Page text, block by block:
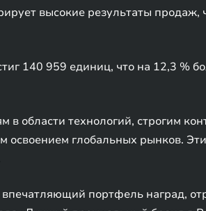
высокие результаты продаж,
140 959 единиц, что на 12,3 %
области технологий, строгим
освоением глобальных рынков.
впечатляющий портфель наград,